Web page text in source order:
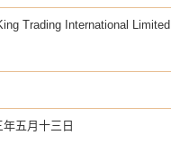
Trading International Limited
年五月十三日